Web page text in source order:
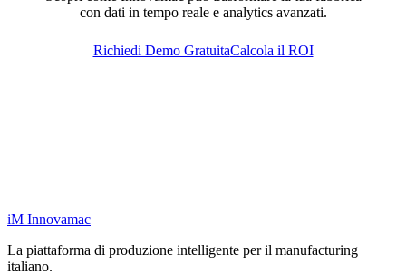
con dati in tempo reale e analytics avanzati.
Richiedi Demo GratuitaCalcola il ROI
iM Innovamac
La piattaforma di produzione intelligente per il manufacturing
italiano.